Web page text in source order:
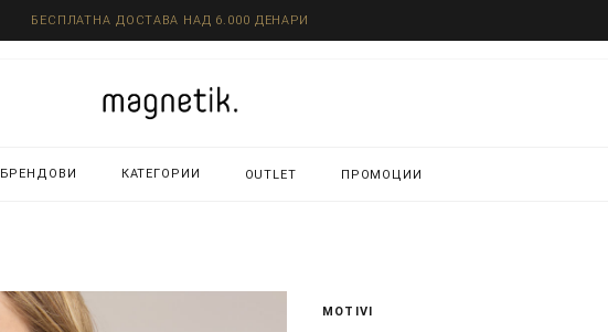
БЕСПЛАТНА ДОСТАВА НАД 6.000 ДЕНАРИ
БРЕНДОВИ КАТЕГОРИИ OUTLET ПРОМОЦИИ
MOTIVI